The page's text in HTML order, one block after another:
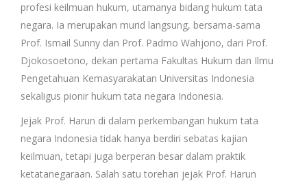
profesi keilmuan hukum, utamanya bidang hukum tata
negara. Ia merupakan murid langsung, bersama-sama
Prof. Ismail Sunny dan Prof. Padmo Wahjono, dari Prof.
Djokosoetono, dekan pertama Fakultas Hukum dan Ilmu
Pengetahuan Kemasyarakatan Universitas Indonesia
sekaligus pionir hukum tata negara Indonesia.
Jejak Prof. Harun di dalam perkembangan hukum tata
negara Indonesia tidak hanya berdiri sebatas kajian
keilmuan, tetapi juga berperan besar dalam praktik
ketatanegaraan. Salah satu torehan jejak Prof. Harun